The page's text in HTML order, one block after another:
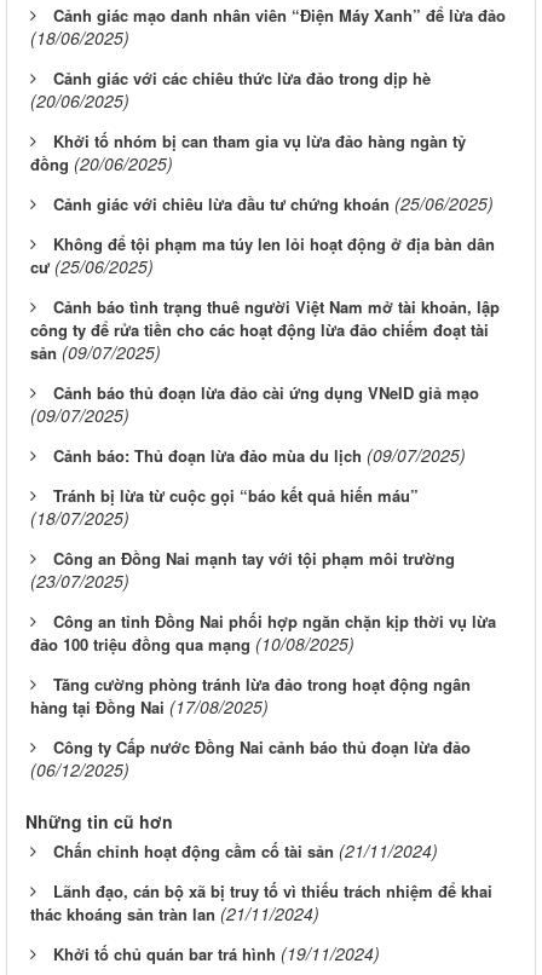
Cảnh giác mạo danh nhân viên “Điện Máy Xanh” để lừa đảo
(18/06/2025)
Cảnh giác với các chiêu thức lừa đảo trong dịp hè
(20/06/2025)
Khởi tố nhóm bị can tham gia vụ lừa đảo hàng ngàn tỷ
đồng (20/06/2025)
Cảnh giác với chiêu lừa đầu tư chứng khoán (25/06/2025)
Không để tội phạm ma túy len lỏi hoạt động ở địa bàn dân
cư (25/06/2025)
Cảnh báo tình trạng thuê người Việt Nam mở tài khoản, lập
công ty để rửa tiền cho các hoạt động lừa đảo chiếm đoạt tài
sản (09/07/2025)
Cảnh báo thủ đoạn lừa đảo cài ứng dụng VNeID giả mạo
(09/07/2025)
Cảnh báo: Thủ đoạn lừa đảo mùa du lịch (09/07/2025)
Tránh bị lừa từ cuộc gọi “báo kết quả hiến máu”
(18/07/2025)
Công an Đồng Nai mạnh tay với tội phạm môi trường
(23/07/2025)
Công an tỉnh Đồng Nai phối hợp ngăn chặn kịp thời vụ lừa
đảo 100 triệu đồng qua mạng (10/08/2025)
Tăng cường phòng tránh lừa đảo trong hoạt động ngân
hàng tại Đồng Nai (17/08/2025)
Công ty Cấp nước Đồng Nai cảnh báo thủ đoạn lừa đảo
(06/12/2025)
Những tin cũ hơn
Chấn chỉnh hoạt động cầm cố tài sản (21/11/2024)
Lãnh đạo, cán bộ xã bị truy tố vì thiếu trách nhiệm để khai
thác khoáng sản tràn lan (21/11/2024)
Khởi tố chủ quán bar trá hình (19/11/2024)